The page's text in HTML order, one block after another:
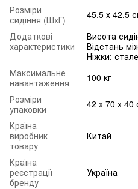
Розміри
сидіння (ШхГ)
45.5 х 42.5
Додаткові
характеристики
Висота
Відстань
Ніжки:
Максимальне
навантаження
100 кг
Розміри
упаковки
42 x 70 x 40
Країна
виробник
товару
Китай
Країна
реєстрації
бренду
Україна